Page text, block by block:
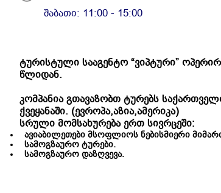
შაბათი: 11:00 - 15:00
ტურისტული სააგენტო “ვიპტური”
წლიდან.
კომპანია გთავაზობთ ტურებს
ქვეყანაში. (ევროპა,აზია,ამერიკა)
სრული მომსახურება ერთ სივრცეში:
ავიაბილეთები მსოფლიოს ნებისმიერი
სამოგზაურო ტურები.
სამოგზაურო დაზღვევა.